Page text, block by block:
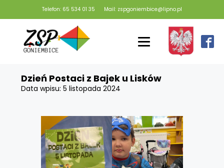
Telefon: 65 534 01 35 Mail: zspgoniembice@lipno.pl
Dzień Postaci z Bajek u Lisków
Data wpisu:5 listopada 2024